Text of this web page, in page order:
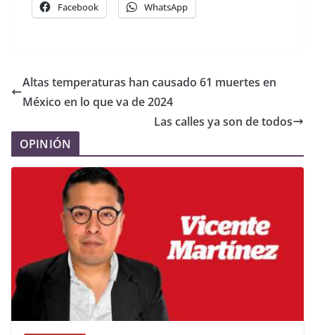
Facebook WhatsApp
Altas temperaturas han causado 61 muertes en
México en lo que va de 2024
Las calles ya son de todos
OPINIÓN